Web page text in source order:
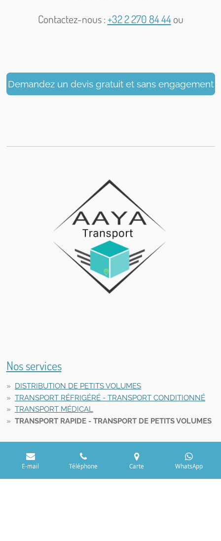
Contactez-nous :+32 2 270 84 44ou
Demandez un devis gratuit et sans engagement
Nos services
DISTRIBUTION DE PETITS VOLUMES
TRANSPORT RÉFRIGÉRÉ - TRANSPORT CONDITIONNÉ
TRANSPORT MÉDICAL
TRANSPORT RAPIDE - TRANSPORT DE PETITS VOLUMES
E-mail Téléphone Carte WhatsApp